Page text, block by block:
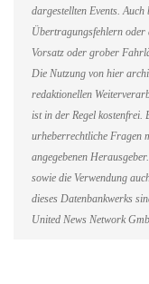
dargestellten Events. Auch
Übertragungsfehlern oder
Vorsatz oder grober
Die Nutzung von hier
redaktionellen
ist in der Regel kostenfrei.
urheberrechtliche Fragen
angegebenen
sowie die Verwendung
dieses Datenbankwerks
United News Network